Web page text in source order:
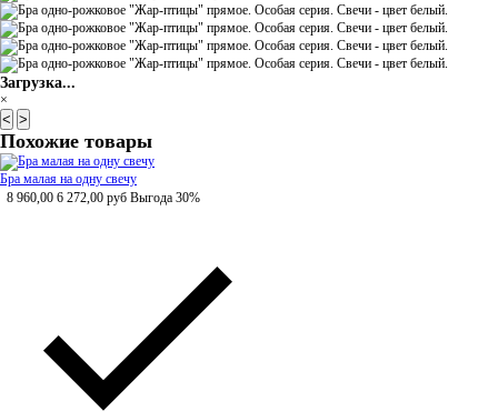
Загрузка...
×
< >
Похожие товары
Бра малая на одну свечу
8 960,00 6 272,00 руб Выгода 30%